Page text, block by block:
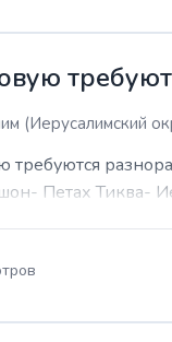
(Иерусалимский
требуются
Петах Тиква-